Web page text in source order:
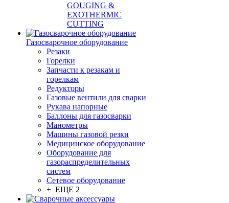
GOUGING &
EXOTHERMIC
CUTTING
Газосварочное оборудование
Резаки
Горелки
Запчасти к резакам и
горелкам
Редукторы
Газовые вентили для сварки
Рукава напорные
Баллоны для газосварки
Манометры
Машины газовой резки
Медицинское оборудование
Оборудование для
газораспределительных
систем
Сетевое оборудование
+ ЕЩЕ 2